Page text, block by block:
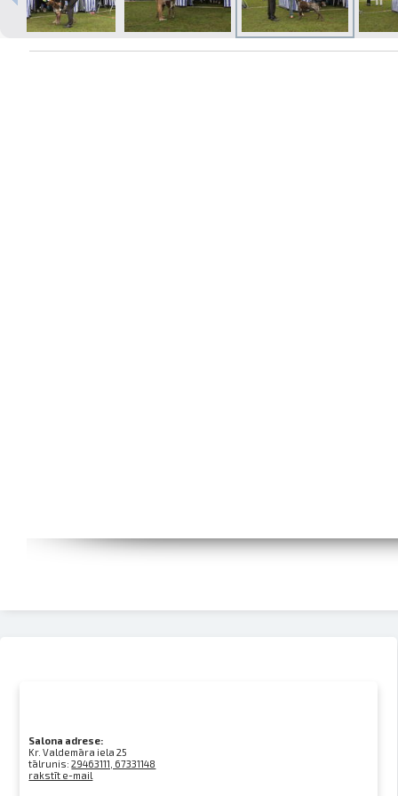
Izdrukas 1h laikā Rīgā – pasūtiet
Salona adrese:
Kr. Valdemāra iela 25
tālrunis:29463111, 67331148
rakstīt e-mail